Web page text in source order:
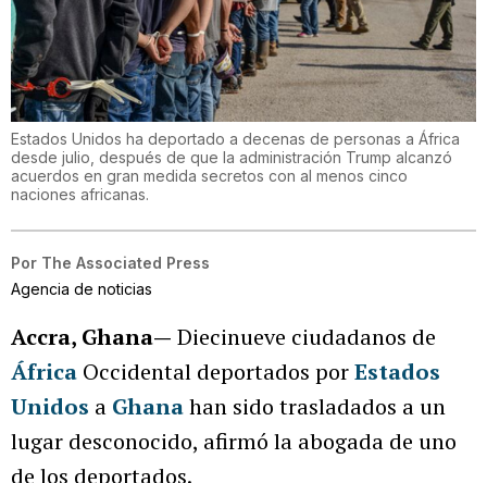
Estados Unidos ha deportado a decenas de personas a África
desde julio, después de que la administración Trump alcanzó
acuerdos en gran medida secretos con al menos cinco
naciones africanas.
Por The Associated Press
Agencia de noticias
Accra, Ghana— Diecinueve ciudadanos de
África Occidental deportados porEstados
Unidos a Ghanahan sido trasladados a un
lugar desconocido, afirmó la abogada de uno
de los deportados.